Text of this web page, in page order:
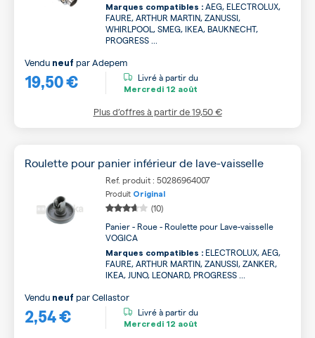
Marques compatibles : AEG, ELECTROLUX,
FAURE, ARTHUR MARTIN, ZANUSSI,
WHIRLPOOL, SMEG, IKEA, BAUKNECHT,
PROGRESS ...
19,50 €
Vendu neuf parAdepem
Livré à partir du
Mercredi 12 août
Plus d’offres à partir de19,50 €
Roulette pour panier inférieur de lave-vaisselle
Ref. produit : 50286964007
Produit Original
(10)
Panier - Roue - Roulette pour Lave-vaisselle
VOGICA
Marques compatibles : ELECTROLUX, AEG,
FAURE, ARTHUR MARTIN, ZANUSSI, ZANKER,
IKEA, JUNO, LEONARD, PROGRESS ...
2,54 €
Vendu neuf parCellastor
Livré à partir du
Mercredi 12 août